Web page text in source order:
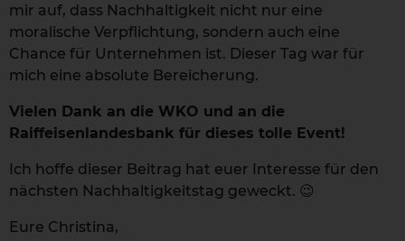
mir auf, dass Nachhaltigkeit nicht nur eine
moralische Verpflichtung, sondern auch eine
Chance für Unternehmen ist. Dieser Tag war für
mich eine absolute Bereicherung.
Vielen Dank an die WKO und an die
Raiffeisenlandesbank für dieses tolle Event!
Ich hoffe dieser Beitrag hat euer Interesse für den
nächsten Nachhaltigkeitstag geweckt. 😉
Eure Christina,